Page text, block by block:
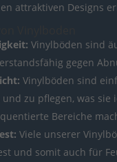
attraktiven Designs
Vinylböden sind
gegen
Vinylböden sind
zu pflegen, was sie
Bereiche
Viele unserer
und somit auch für